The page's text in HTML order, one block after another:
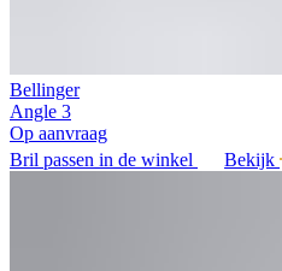
Bellinger
Angle 3
Op aanvraag
Bril passen in de winkel
Bekijk